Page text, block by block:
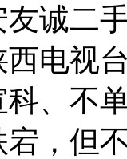
诚二
电视
、不
，但